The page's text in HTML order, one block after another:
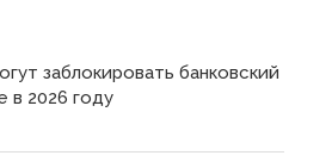
заблокировать банковский
в 2026 году